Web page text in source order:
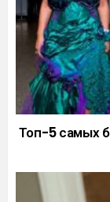
Топ-5 самых